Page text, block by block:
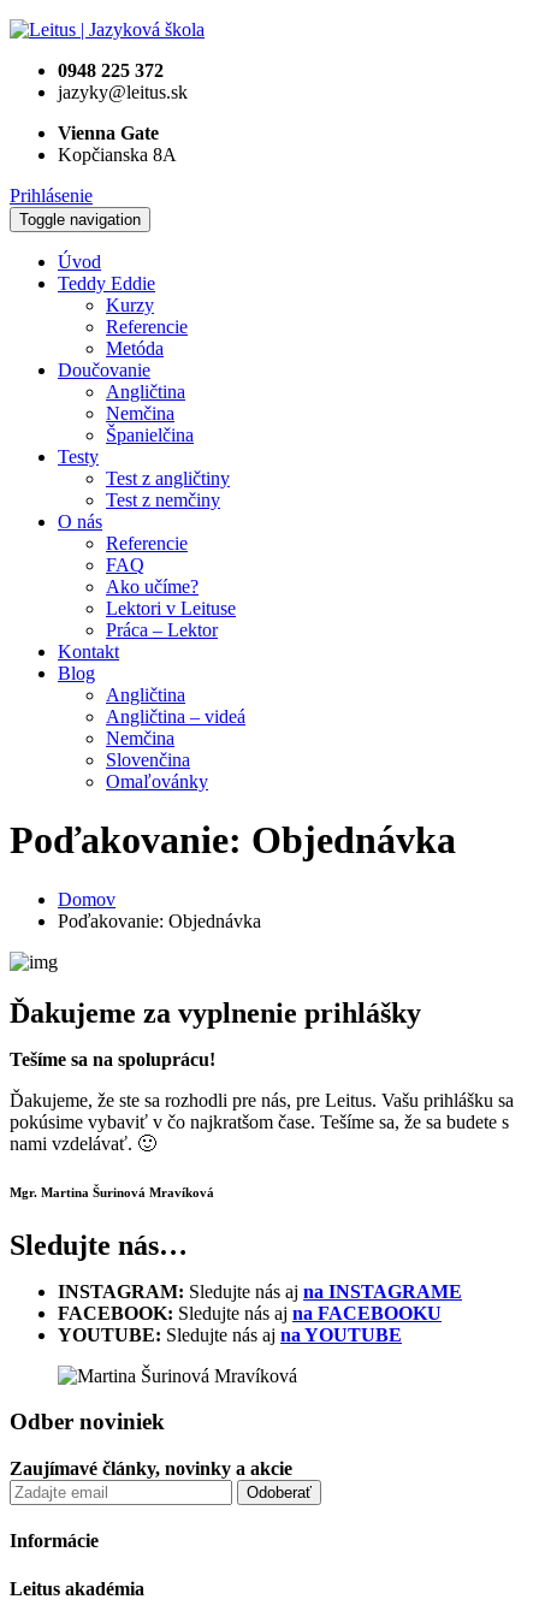
0948 225 372
jazyky@leitus.sk
Vienna Gate
Kopčianska 8A
Prihlásenie
Toggle navigation
Úvod
Teddy Eddie
Kurzy
Referencie
Metóda
Doučovanie
Angličtina
Nemčina
Španielčina
Testy
Test z angličtiny
Test z nemčiny
O nás
Referencie
FAQ
Ako učíme?
Lektori v Leituse
Práca – Lektor
Kontakt
Blog
Angličtina
Angličtina – videá
Nemčina
Slovenčina
Omaľovánky
Poďakovanie: Objednávka
Domov
Poďakovanie: Objednávka
Ďakujeme za vyplnenie prihlášky
Tešíme sa na spoluprácu!
Ďakujeme, že ste sa rozhodli pre nás, pre Leitus. Vašu prihlášku sa
pokúsime vybaviť v čo najkratšom čase. Tešíme sa, že sa budete s
nami vzdelávať. 🙂
Mgr. Martina Šurinová Mravíková
Sledujte nás…
INSTAGRAM: Sledujte nás aj na INSTAGRAME
FACEBOOK: Sledujte nás aj na FACEBOOKU
YOUTUBE: Sledujte nás aj na YOUTUBE
Odber noviniek
Zaujímavé články, novinky a akcie
Informácie
Leitus akadémia